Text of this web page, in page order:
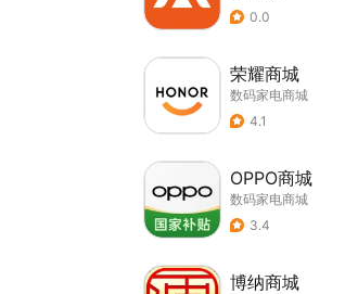
0.0
荣耀商城
数码家电商城
4.1
OPPO商城
数码家电商城
3.4
博纳商城